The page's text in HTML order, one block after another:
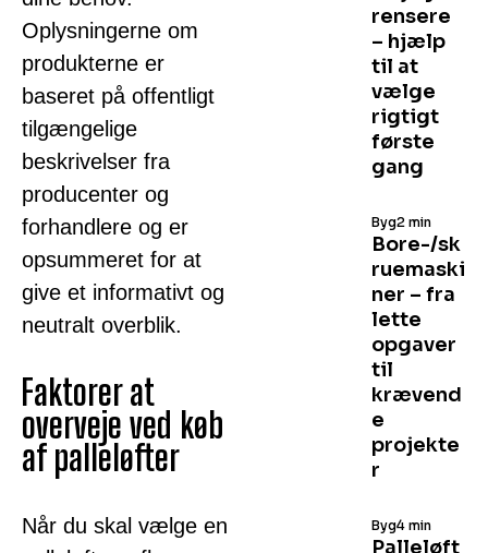
Oplysningerne om
produkterne er
baseret på offentligt
tilgængelige
beskrivelser fra
producenter og
forhandlere og er
opsummeret for at
give et informativt og
neutralt overblik.
Faktorer at
overveje ved køb
af palleløfter
Når du skal vælge en
rensere
– hjælp
til at
vælge
rigtigt
første
gang
Bore-/sk
ruemaski
ner – fra
lette
opgaver
til
krævend
e
projekte
r
Byg2 min
Palleløft
Byg4 min